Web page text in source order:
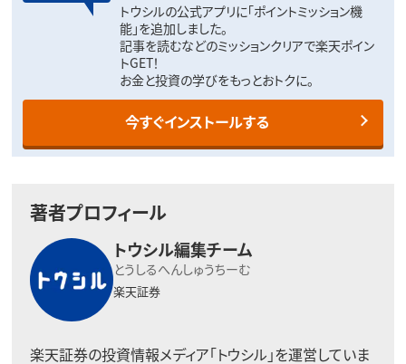
トウシルの公式アプリに「ポイントミッション機
能」を追加しました。
記事を読むなどのミッションクリアで楽天ポイン
トGET！
お金と投資の学びをもっとおトクに。
今すぐインストールする
著者プロフィール
トウシル編集チーム
とうしるへんしゅうちーむ
楽天証券
楽天証券の投資情報メディア「トウシル」を運営していま